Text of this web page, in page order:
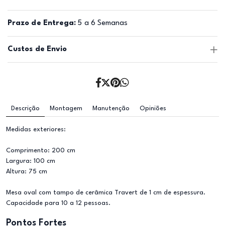
Prazo de Entrega: 5 a 6 Semanas
Custos de Envio
Descrição Montagem Manutenção Opiniões
Medidas exteriores:
Comprimento: 200 cm
Largura: 100 cm
Altura: 75 cm
Mesa oval com tampo de cerâmica Travert de 1 cm de espessura.
Capacidade para 10 a 12 pessoas.
Pontos Fortes